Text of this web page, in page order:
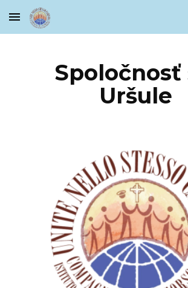
Skip to main content
Spoločnosť
Uršule